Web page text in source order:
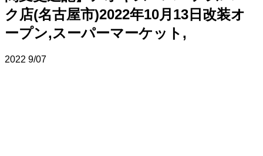
ク店(名古屋市)2022年10月13日改装オ
ープン,スーパーマーケット,
2022 9/07